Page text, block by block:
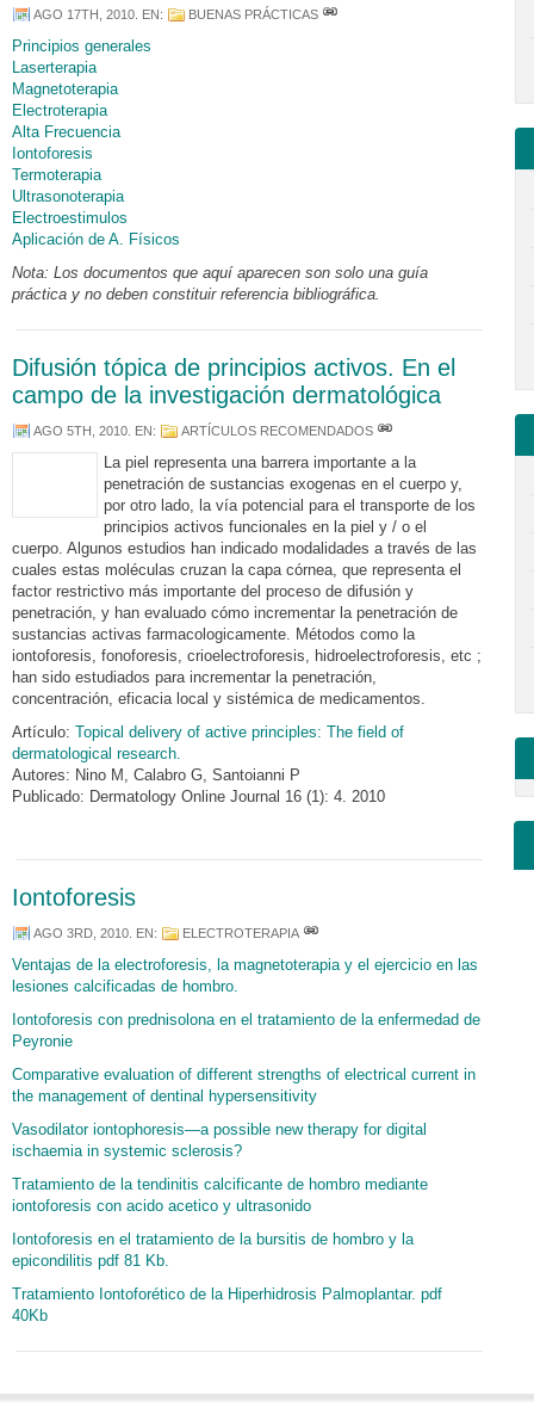
AGO 17TH, 2010 . EN: BUENAS PRÁCTICAS
Principios generales
Laserterapia
Magnetoterapia
Electroterapia
Alta Frecuencia
Iontoforesis
Termoterapia
Ultrasonoterapia
Electroestimulos
Aplicación de A. Físicos
Nota: Los documentos que aquí aparecen son solo una guía
práctica y no deben constituir referencia bibliográfica.
Difusión tópica de principios activos. En el
campo de la investigación dermatológica
AGO 5TH, 2010 . EN: ARTÍCULOS RECOMENDADOS
La piel representa una barrera importante a la
penetración de sustancias exogenas en el cuerpo y,
por otro lado, la vía potencial para el transporte de los
principios activos funcionales en la piel y / o el
cuerpo. Algunos estudios han indicado modalidades a través de las
cuales estas moléculas cruzan la capa córnea, que representa el
factor restrictivo más importante del proceso de difusión y
penetración, y han evaluado cómo incrementar la penetración de
sustancias activas farmacologicamente. Métodos como la
iontoforesis, fonoforesis, crioelectroforesis, hidroelectroforesis, etc ;
han sido estudiados para incrementar la penetración,
concentración, eficacia local y sistémica de medicamentos.
Artículo: Topical delivery of active principles: The field of
dermatological research.
Autores: Nino M, Calabro G, Santoianni P
Publicado: Dermatology Online Journal 16 (1): 4. 2010
Iontoforesis
AGO 3RD, 2010 . EN: ELECTROTERAPIA
Ventajas de la electroforesis, la magnetoterapia y el ejercicio en las
lesiones calcificadas de hombro.
Iontoforesis con prednisolona en el tratamiento de la enfermedad de
Peyronie
Comparative evaluation of different strengths of electrical current in
the management of dentinal hypersensitivity
Vasodilator iontophoresis—a possible new therapy for digital
ischaemia in systemic sclerosis?
Tratamiento de la tendinitis calcificante de hombro mediante
iontoforesis con acido acetico y ultrasonido
Iontoforesis en el tratamiento de la bursitis de hombro y la
epicondilitis pdf 81 Kb.
Tratamiento Iontoforético de la Hiperhidrosis Palmoplantar. pdf
40Kb